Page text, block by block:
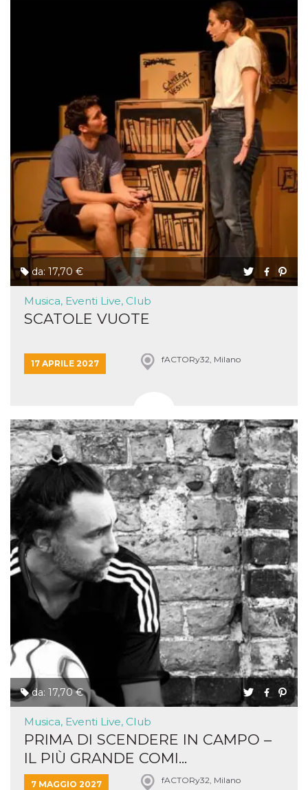
da: 17,70 €
Musica, Eventi Live, Club
SCATOLE VUOTE
17 APRILE 2027 fACTORy32, Milano
da: 17,70 €
Musica, Eventi Live, Club
PRIMA DI SCENDERE IN CAMPO –
IL PIÙ GRANDE COMI...
7 MAGGIO 2027 fACTORy32, Milano